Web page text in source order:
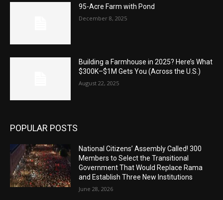
95-Acre Farm with Pond
December 8, 2025
Building a Farmhouse in 2025? Here’s What
$300K–$1M Gets You (Across the U.S.)
August 22, 2025
POPULAR POSTS
National Citizens’ Assembly Called! 300
Members to Select the Transitional
Government That Would Replace Rama
and Establish Three New Institutions
June 28, 2026